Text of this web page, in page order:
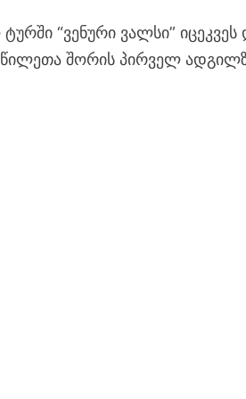
“ვენური ვალსი” იცეკვეს
შორის პირველ